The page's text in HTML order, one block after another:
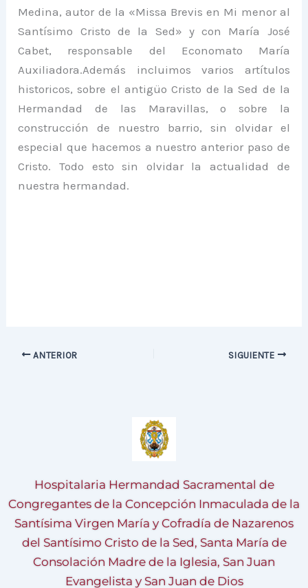
Medina, autor de la «Missa Brevis en Mi menor al
Santísimo Cristo de la Sed» y con María José
Cabet, responsable del Economato María
Auxiliadora.Además incluimos varios artítulos
historicos, sobre el antigüo Cristo de la Sed de la
Hermandad de las Maravillas, o sobre la
construcción de nuestro barrio, sin olvidar el
especial que hacemos a nuestro anterior paso de
Cristo. Todo esto sin olvidar la actualidad de
nuestra hermandad.
ANTERIOR SIGUIENTE
Hospitalaria Hermandad Sacramental de
Congregantes de la Concepción Inmaculada de la
Santísima Virgen María y Cofradía de Nazarenos
del Santísimo Cristo de la Sed, Santa María de
Consolación Madre de la Iglesia, San Juan
Evangelista y San Juan de Dios